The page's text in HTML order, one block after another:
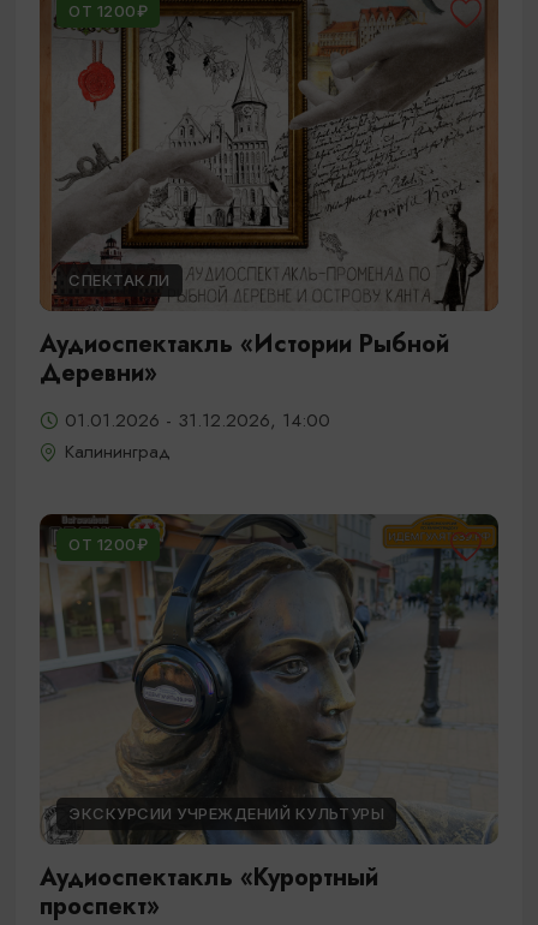
ОТ 1200₽
СПЕКТАКЛИ
Аудиоспектакль «Истории Рыбной
Деревни»
01.01.2026 - 31.12.2026, 14:00
Калининград
ОТ 1200₽
ЭКСКУРСИИ УЧРЕЖДЕНИЙ КУЛЬТУРЫ
Аудиоспектакль «Курортный
проспект»